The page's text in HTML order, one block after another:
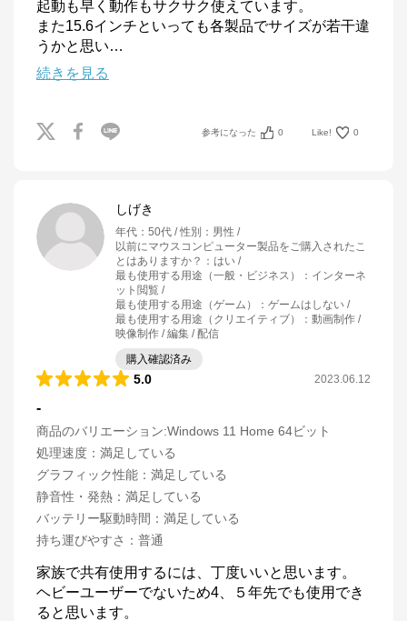
起動も早く動作もサクサク使えています。
また15.6インチといっても各製品でサイズが若干違
うかと思い…
続きを見る
参考になった 0 Like! 0
しげき
年代 ： 50代 性別 ： 男性
以前にマウスコンピューター製品をご購入されたこ
とはありますか？ ： はい
最も使用する用途（一般・ビジネス）
： インターネ
ット閲覧
最も使用する用途（ゲーム）
： ゲームはしない
最も使用する用途（クリエイティブ）
： 動画制作 /
映像制作 / 編集 / 配信
購入確認済み
5.0 2023.06.12
-
商品のバリエーション:Windows 11 Home 64ビット
処理速度 ： 満足している
グラフィック性能 ： 満足している
静音性・発熱 ： 満足している
バッテリー駆動時間 ： 満足している
持ち運びやすさ ： 普通
家族で共有使用するには、丁度いいと思います。
ヘビーユーザーでないため4、５年先でも使用でき
ると思います。